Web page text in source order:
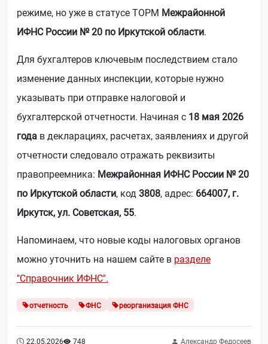
режиме, но уже в статусе ТОРМ Межрайонной
ИФНС России № 20 по Иркутской области.
Для бухгалтеров ключевым последствием стало
изменение данных инспекции, которые нужно
указывать при отправке налоговой и
бухгалтерской отчетности. Начиная с 18 мая 2026
года в декларациях, расчетах, заявлениях и другой
отчетности следовало отражать реквизиты
правопреемника: Межрайонная ИФНС России № 20
по Иркутской области, код 3808, адрес: 664007, г.
Иркутск, ул. Советская, 55.
Напоминаем, что новые коды налоговых органов
можно уточнить на нашем сайте в разделе
"Справочник ИФНС".
отчетность ФНС реорганизация ФНС
22.05.2026 748 Александр Федосеев